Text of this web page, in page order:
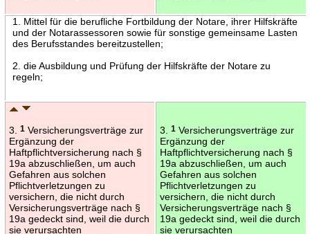
1. Mittel für die berufliche Fortbildung der Notare, ihrer Hilfskräfte
und der Notarassessoren sowie für sonstige gemeinsame Lasten
des Berufsstandes bereitzustellen;
2. die Ausbildung und Prüfung der Hilfskräfte der Notare zu
regeln;
3. 1Versicherungsverträge zur
Ergänzung der
Haftpflichtversicherung nach §
19a abzuschließen, um auch
Gefahren aus solchen
Pflichtverletzungen zu
versichern, die nicht durch
Versicherungsverträge nach §
19a gedeckt sind, weil die durch
sie verursachten
3. 1Versicherungsverträge zur
Ergänzung der
Haftpflichtversicherung nach §
19a abzuschließen, um auch
Gefahren aus solchen
Pflichtverletzungen zu
versichern, die nicht durch
Versicherungsverträge nach §
19a gedeckt sind, weil die durch
sie verursachten